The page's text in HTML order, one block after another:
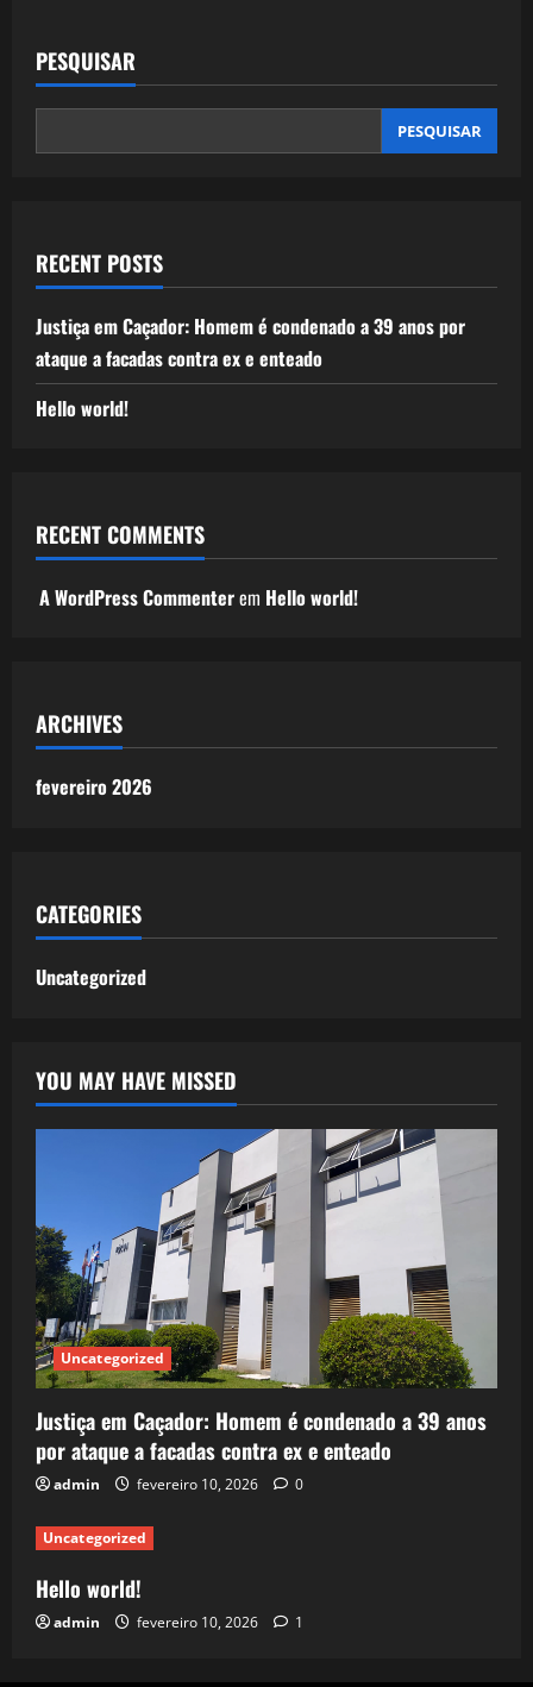
PESQUISAR
PESQUISAR
RECENT POSTS
Justiça em Caçador: Homem é condenado a 39 anos por
ataque a facadas contra ex e enteado
Hello world!
RECENT COMMENTS
A WordPress Commenterem Hello world!
ARCHIVES
fevereiro 2026
CATEGORIES
Uncategorized
YOU MAY HAVE MISSED
Uncategorized
Justiça em Caçador: Homem é condenado a 39 anos
por ataque a facadas contra ex e enteado
admin fevereiro 10, 2026 0
Uncategorized
Hello world!
admin fevereiro 10, 2026 1